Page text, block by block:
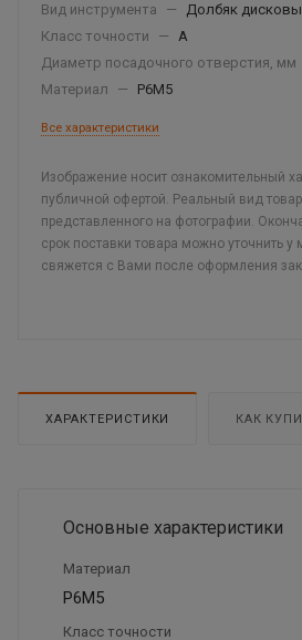
Вид инструмента —
Долбяк
Класс точности
— А
Диаметр посадочного отверстия, мм
Материал
— Р6М5
Все характеристики
Изображение носит ознакомительный
публичной офертой. Реальный вид
представленного на фотографии.
срок поставки товара можно уточнить
свяжется с Вами после оформления
ХАРАКТЕРИСТИКИ КАК
Основные характеристики
Материал
Р6М5
Класс точности